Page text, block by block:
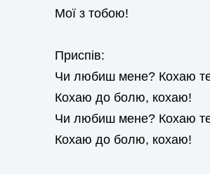
Мої з тобою!
Приспів:
Чи любиш мене? Кохаю
Кохаю до болю, кохаю!
Чи любиш мене? Кохаю
Кохаю до болю, кохаю!